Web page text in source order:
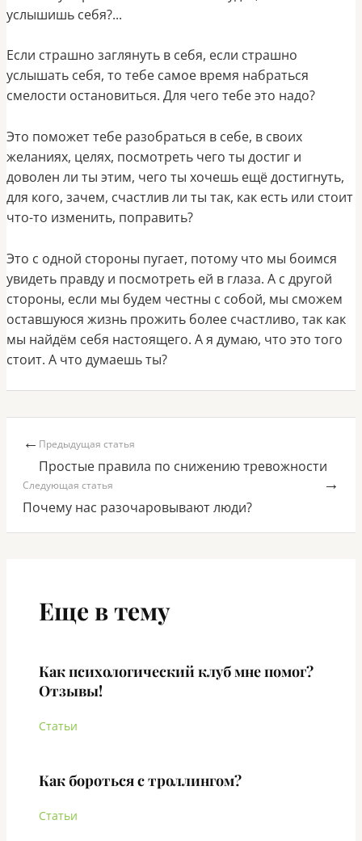
услышишь себя?...
Если страшно заглянуть в себя, если страшно
услышать себя, то тебе самое время набраться
смелости остановиться. Для чего тебе это надо?
Это поможет тебе разобраться в себе, в своих
желаниях, целях, посмотреть чего ты достиг и
доволен ли ты этим, чего ты хочешь ещё достигнуть,
для кого, зачем, счастлив ли ты так, как есть или стоит
что-то изменить, поправить?
Это с одной стороны пугает, потому что мы боимся
увидеть правду и посмотреть ей в глаза. А с другой
стороны, если мы будем честны с собой, мы сможем
оставшуюся жизнь прожить более счастливо, так как
мы найдём себя настоящего. А я думаю, что это того
стоит. А что думаешь ты?
← Предыдущая статья
Простые правила по снижению тревожности
Следующая статья
Почему нас разочаровывают люди?
→
Еще в тему
Как психологический клуб мне помог?
Отзывы!
Статьи
Как бороться с троллингом?
Статьи